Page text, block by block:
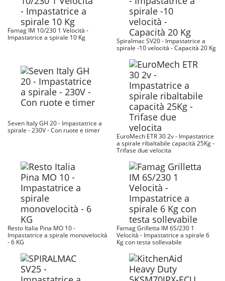
Famag IM 10/230 1 Velocità -
Impastatrice a spirale 10 Kg
Spiralmac SV20 - Impastatrice a
spirale -10 velocità - Capacità 20 Kg
Seven Italy GH 20 - Impastatrice a
spirale - 230V - Con ruote e timer
EuroMech ETR 30 2v - Impastatrice
a spirale ribaltabile capacità 25Kg -
Trifase due velocita
Resto Italia Pina MO 10 -
Impastatrice a spirale monovelocità
- 6 KG
Famag Grilletta IM 6S/230 1
Velocità - Impastatrice a spirale 6
Kg con testa sollevabile